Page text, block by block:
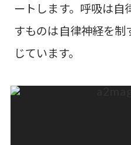
ートします。呼吸は自
すものは自律神経を制
じています。